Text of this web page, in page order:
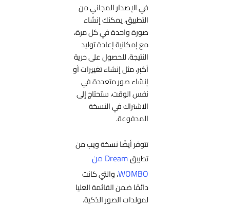
في الإصدار المجاني من
التطبيق، يمكنك إنشاء
صورة واحدة في كل مرة،
مع إمكانية إعادة توليد
النتيجة. للحصول على حرية
أكبر، مثل إنشاء تغييرات أو
إنشاء صور متعددة في
نفس الوقت، ستحتاج إلى
الاشتراك في النسخة
المدفوعة.
تتوفر أيضًا نسخة ويب من
تطبيق
Dream من
WOMBO، والتي كانت
دائمًا ضمن القائمة العليا
لمولدات الصور الذكية.